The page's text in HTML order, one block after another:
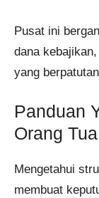
Pusat ini
dana
yang
Panduan
Orang Tua
Mengetahui
membuat